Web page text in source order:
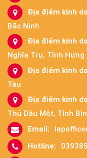
Địa điểm kinh
Bắc Ninh
Địa điểm kinh
Nghĩa Trụ, Tỉnh Hưng
Địa điểm kinh
Tàu
Địa điểm kinh
Thủ Dầu Một, Tỉnh
Email:
Hotline: